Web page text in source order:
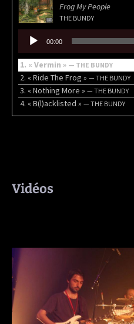
Frog My People
THE BUNDY
Lecteur
audio
00:00
1. « Vermin » — THE BUNDY
2. « Ride The Frog » — THE BUNDY
3. « Nothing More » — THE BUNDY
4. « B(l)acklisted » — THE BUNDY
Vidéos